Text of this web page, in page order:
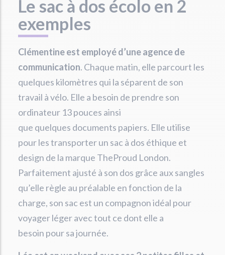
Le sac à dos écolo en 2
exemples
Clémentine est employé d’une agence de
communication. Chaque matin, elle parcourt les
quelques kilomètres qui la séparent de son
travail à vélo. Elle a besoin de prendre son
ordinateur 13 pouces ainsi
que quelques documents papiers. Elle utilise
pour les transporter un sac à dos éthique et
design de la marque TheProud London.
Parfaitement ajusté à son dos grâce aux sangles
qu’elle règle au préalable en fonction de la
charge, son sac est un compagnon idéal pour
voyager léger avec tout ce dont elle a
besoin pour sa journée.